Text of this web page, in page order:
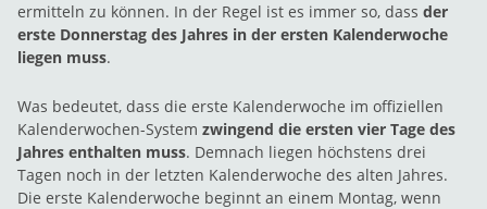
ermitteln zu können. In der Regel ist es immer so, dass der
erste Donnerstag des Jahres in der ersten Kalenderwoche
liegen muss.
Was bedeutet, dass die erste Kalenderwoche im offiziellen
Kalenderwochen-System zwingend die ersten vier Tage des
Jahres enthalten muss. Demnach liegen höchstens drei
Tagen noch in der letzten Kalenderwoche des alten Jahres.
Die erste Kalenderwoche beginnt an einem Montag, wenn